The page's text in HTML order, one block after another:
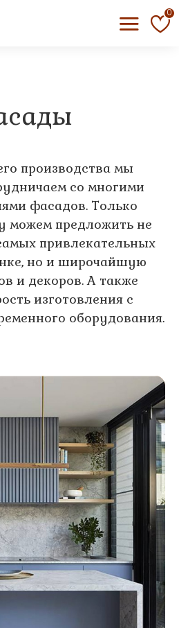
0
производства мы
со многими
фасадов. Только
можем предложить не
привлекательных
но и широчайшую
и декоров. А также
изготовления с
оборудования.